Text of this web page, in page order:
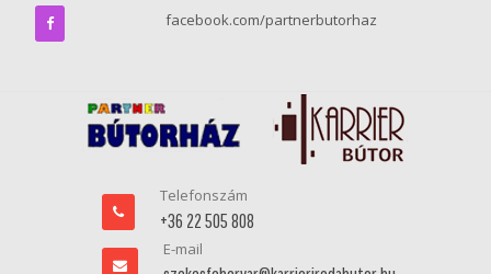
facebook.com/partnerbutorhaz
Telefonszám
+36 22 505 808
E-mail